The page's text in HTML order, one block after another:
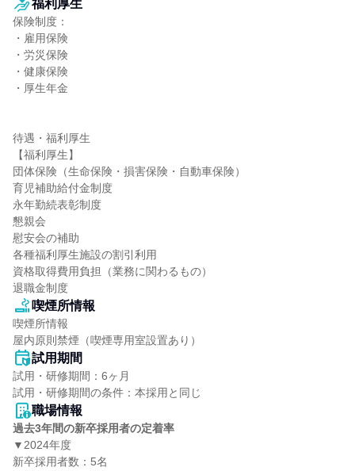
福利厚生
保険制度：
・雇用保険
・労災保険
・健康保険
・厚生年金
待遇・福利厚生
【福利厚生】
団体保険（生命保険・損害保険・自動車保険）
育児補助給付金制度
永年勤続表彰制度
懇親会
慰安会の補助
各種福利厚生施設の割引利用
資格取得費用負担（業務に関わるもの）
退職金制度
喫煙所情報
喫煙所情報
屋内原則禁煙（喫煙専用室設置あり）
試用期間
試用・研修期間：6ヶ月
職場情報
過去3年間の新卒採用者の定着率
▼2024年度
新卒採用者数：5名